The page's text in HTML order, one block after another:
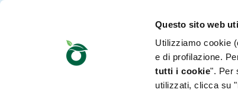
Questo sito web
Utilizziamo cookie
e di profilazione.
tutti i cookie". Per
utilizzati, clicca su